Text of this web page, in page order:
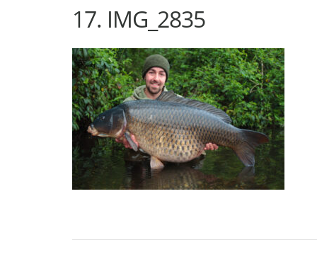
17. IMG_2835